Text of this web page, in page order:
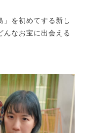
」を初めてする新し
んなお宝に出会える